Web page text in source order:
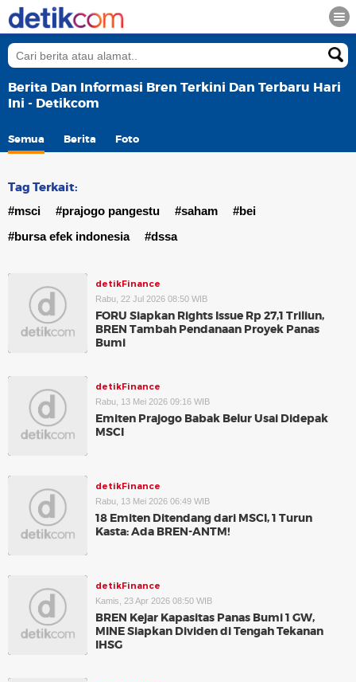
Berita Dan Informasi Bren Terkini Dan Terbaru Hari
Ini - Detikcom
Semua Berita Foto
Tag Terkait:
#msci #prajogo pangestu #saham
#bei
#bursa efek indonesia
#dssa
detikFinance
Rabu, 22 Jul 2026 08:50 WIB
FORU Siapkan Rights Issue Rp 27,1 Triliun,
BREN Tambah Pendanaan Proyek Panas
Bumi
detikFinance
Rabu, 13 Mei 2026 09:16 WIB
Emiten Prajogo Babak Belur Usai Didepak
MSCI
detikFinance
Rabu, 13 Mei 2026 06:49 WIB
18 Emiten Ditendang dari MSCI, 1 Turun
Kasta: Ada BREN-ANTM!
detikFinance
Kamis, 23 Apr 2026 08:50 WIB
BREN Kejar Kapasitas Panas Bumi 1 GW,
MINE Siapkan Dividen di Tengah Tekanan
IHSG